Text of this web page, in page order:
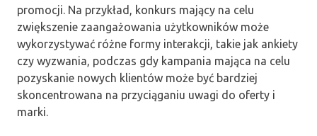
promocji. Na przykład, konkurs mający na celu
zwiększenie zaangażowania użytkowników może
wykorzystywać różne formy interakcji, takie jak ankiety
czy wyzwania, podczas gdy kampania mająca na celu
pozyskanie nowych klientów może być bardziej
skoncentrowana na przyciąganiu uwagi do oferty i
marki.